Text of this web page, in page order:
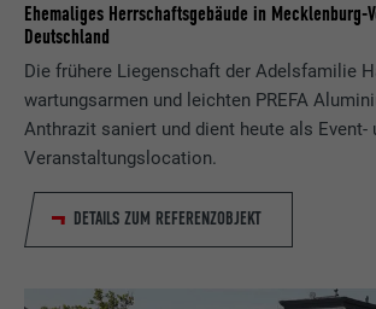
Ehemaliges Herrschaftsgebäude in Mecklenburg-
Deutschland
Die frühere Liegenschaft der Adelsfamilie
wartungsarmen und leichten PREFA
Anthrazit saniert und dient heute als Event-
Veranstaltungslocation.
DETAILS ZUM REFERENZOBJEKT